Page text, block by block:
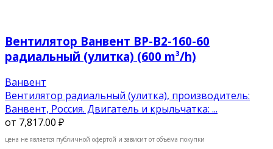
Вентилятор Ванвент ВР-В2-160-60
радиальный (улитка) (600 m³/h)
Ванвент
Вентилятор радиальный (улитка), производитель:
Ванвент, Россия. Двигатель и крыльчатка: ...
от 7,817.00 ₽
цена не является публичной офертой и зависит от объёма покупки